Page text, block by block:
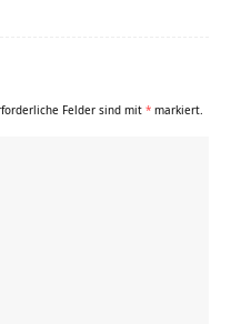
Felder sind mit * markiert.